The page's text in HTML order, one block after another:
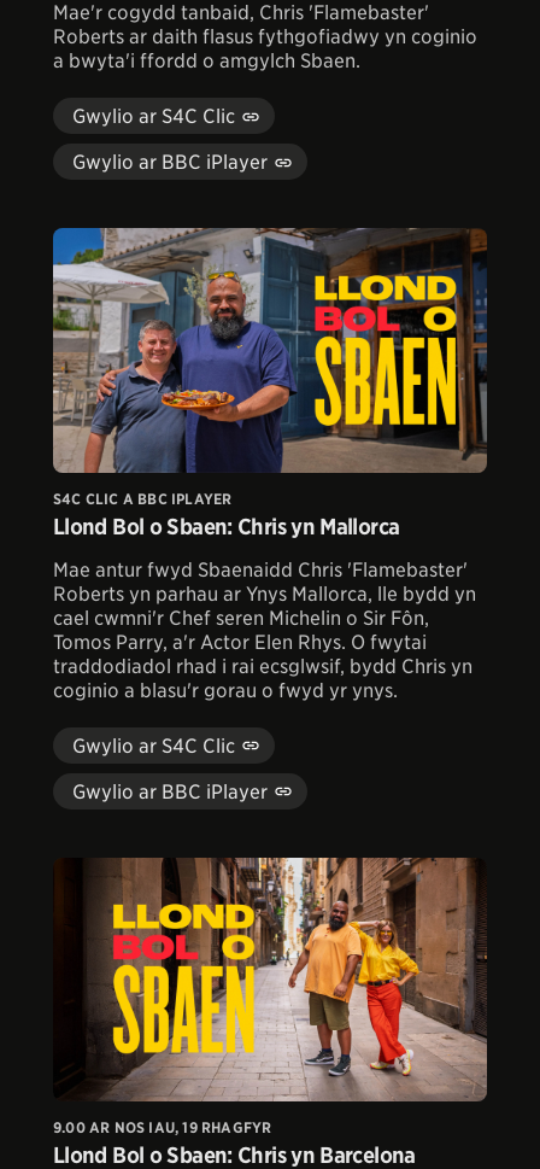
Mae'r cogydd tanbaid, Chris 'Flamebaster'
Roberts ar daith flasus fythgofiadwy yn coginio
a bwyta'i ffordd o amgylch Sbaen.
Gwylio ar S4C Clic
Gwylio ar BBC iPlayer
S4C CLIC A BBC IPLAYER
Llond Bol o Sbaen: Chris yn Mallorca
Mae antur fwyd Sbaenaidd Chris 'Flamebaster'
Roberts yn parhau ar Ynys Mallorca, lle bydd yn
cael cwmni'r Chef seren Michelin o Sir Fôn,
Tomos Parry, a'r Actor Elen Rhys. O fwytai
traddodiadol rhad i rai ecsglwsif, bydd Chris yn
coginio a blasu'r gorau o fwyd yr ynys.
Gwylio ar S4C Clic
Gwylio ar BBC iPlayer
9.00 AR NOS IAU, 19 RHAGFYR
Llond Bol o Sbaen: Chris yn Barcelona